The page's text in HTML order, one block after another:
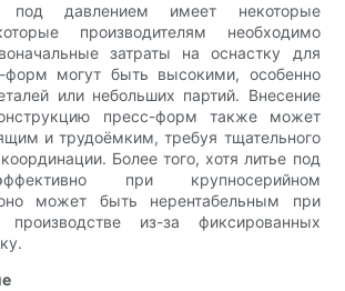
под давлением имеет некоторые
производителям необходимо
затраты на оснастку для
форм могут быть высокими, особенно
или небольших партий. Внесение
пресс-форм также может
и трудоёмким, требуя тщательного
Более того, хотя литье под
при крупносерийном
может быть нерентабельным при
производстве из-за фиксированных